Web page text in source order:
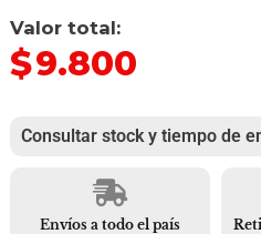
Valor total:
$9.800
Consultar stock y tiempo de
Envíos a todo el país